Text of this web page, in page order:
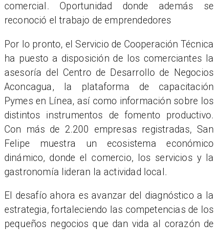
comercial. Oportunidad donde además se
reconoció el trabajo de emprendedores
Por lo pronto, el Servicio de Cooperación Técnica
ha puesto a disposición de los comerciantes la
asesoría del Centro de Desarrollo de Negocios
Aconcagua, la plataforma de capacitación
Pymes en Línea, así como información sobre los
distintos instrumentos de fomento productivo.
Con más de 2.200 empresas registradas, San
Felipe muestra un ecosistema económico
dinámico, donde el comercio, los servicios y la
gastronomía lideran la actividad local.
El desafío ahora es avanzar del diagnóstico a la
estrategia, fortaleciendo las competencias de los
pequeños negocios que dan vida al corazón de